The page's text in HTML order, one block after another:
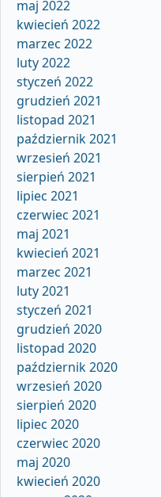
maj 2022
kwiecień 2022
marzec 2022
luty 2022
styczeń 2022
grudzień 2021
listopad 2021
październik 2021
wrzesień 2021
sierpień 2021
lipiec 2021
czerwiec 2021
maj 2021
kwiecień 2021
marzec 2021
luty 2021
styczeń 2021
grudzień 2020
listopad 2020
październik 2020
wrzesień 2020
sierpień 2020
lipiec 2020
czerwiec 2020
maj 2020
kwiecień 2020